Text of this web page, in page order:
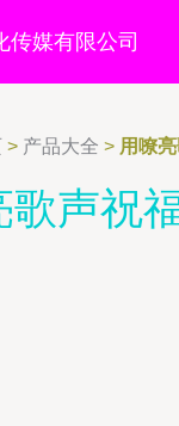
传媒有限公司
> 产品大全 > 用嘹
歌声祝